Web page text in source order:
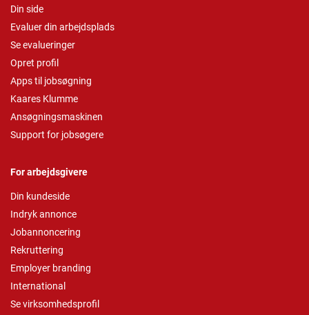
Din side
Evaluer din arbejdsplads
Se evalueringer
Opret profil
Apps til jobsøgning
Kaares Klumme
Ansøgningsmaskinen
Support for jobsøgere
For arbejdsgivere
Din kundeside
Indryk annonce
Jobannoncering
Rekruttering
Employer branding
International
Se virksomhedsprofil